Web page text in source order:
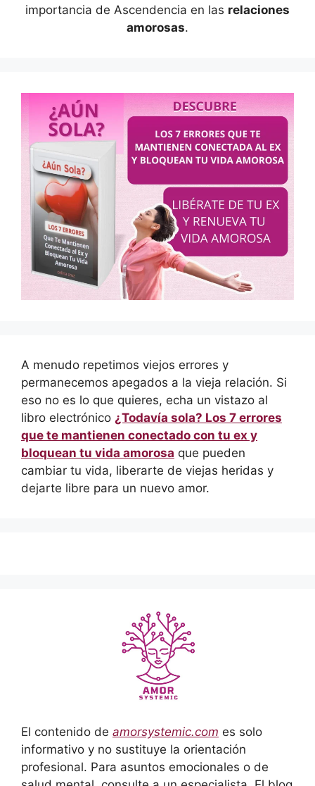
importancia de Ascendencia en las relaciones
amorosas.
A menudo repetimos viejos errores y
permanecemos apegados a la vieja relación. Si
eso no es lo que quieres, echa un vistazo al
libro electrónico ¿Todavía sola? Los 7 errores
que te mantienen conectado con tu ex y
bloquean tu vida amorosa que pueden
cambiar tu vida, liberarte de viejas heridas y
dejarte libre para un nuevo amor.
El contenido de amorsystemic.com es solo
informativo y no sustituye la orientación
profesional. Para asuntos emocionales o de